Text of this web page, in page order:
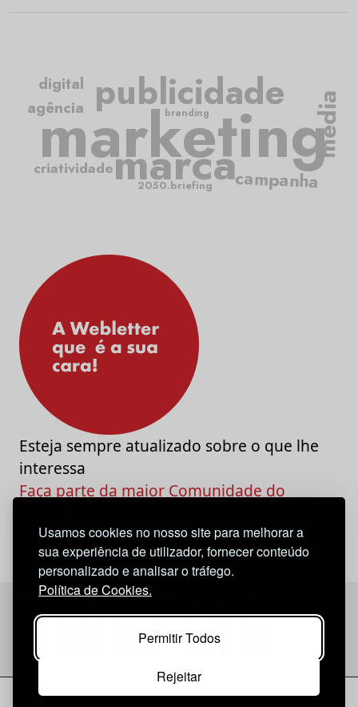
Usamos cookies no nosso site para melhorar a
sua experiência de utilizador, fornecer conteúdo
personalizado e analisar o tráfego.
Política de Cookies.
Permitir Todos
Rejeitar
marketing
publicidade
marca
criatividade campanha
media
agência
digital
2050.briefing
branding
Esteja sempre atualizado sobre o que lhe
interessa
Faça parte da maior Comunidade do